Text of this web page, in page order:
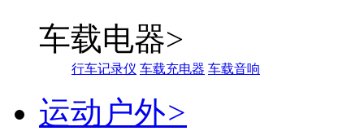
车载电器>
行车记录仪 车载充电器 车载音响
运动户外>